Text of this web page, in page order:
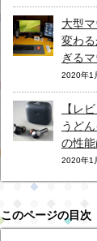
大型
変わ
ぎる
2020年1
【レ
うど
の性
2020年1
このページの目次